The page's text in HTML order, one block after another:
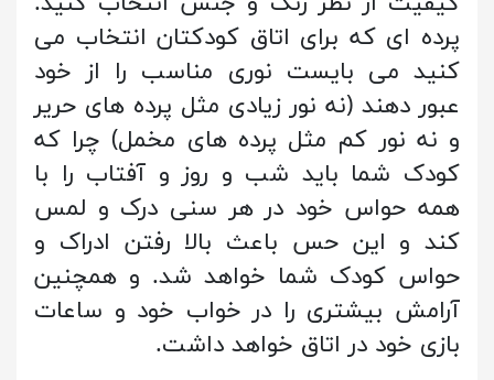
پرده ای که برای اتاق کودکتان انتخاب می
کنید می بایست نوری مناسب را از خود
عبور دهند (نه نور زیادی مثل پرده های حریر
و نه نور کم مثل پرده های مخمل) چرا که
کودک شما باید شب و روز و آفتاب را با
همه حواس خود در هر سنی درک و لمس
کند و این حس باعث بالا رفتن ادراک و
حواس کودک شما خواهد شد. و همچنین
آرامش بیشتری را در خواب خود و ساعات
بازی خود در اتاق خواهد داشت.